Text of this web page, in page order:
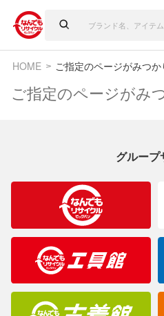
HOME ご指定のページがみつか
ご指定のページがみ
グループ